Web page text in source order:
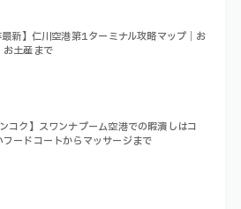
新】仁川空港第1ターミナル攻略マップ｜お
お土産まで
ンコク】スワンナプーム空港での暇潰しはコ
フードコートからマッサージまで